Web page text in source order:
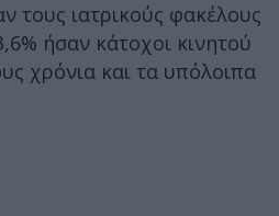
τους ιατρικούς φακέλους
ήσαν κάτοχοι κινητού
χρόνια και τα υπόλοιπα